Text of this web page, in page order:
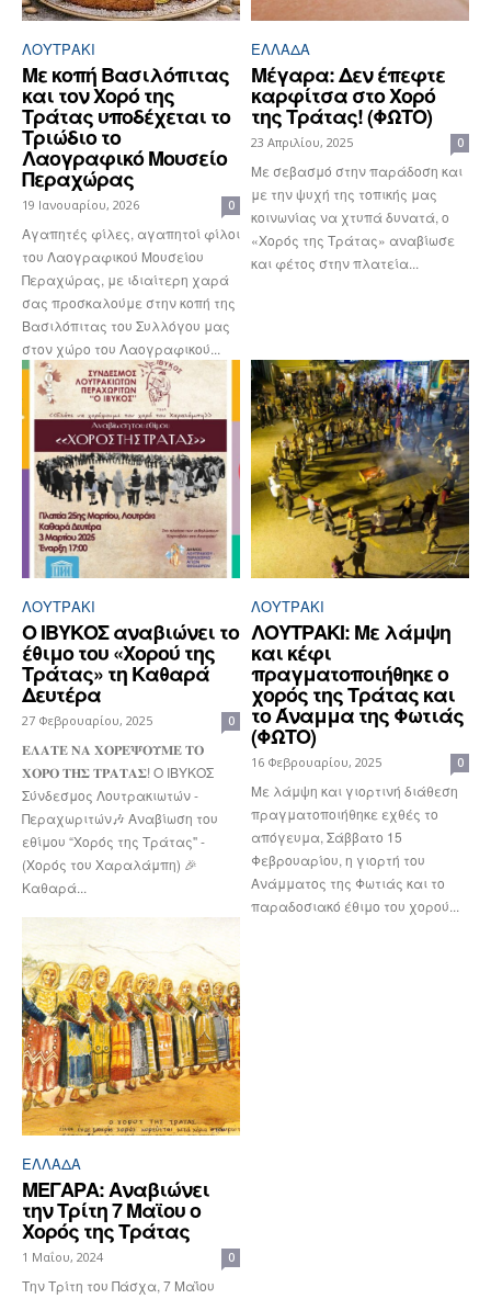
ΛΟΥΤΡΆΚΙ
Με κοπή Βασιλόπιτας
και τον Χορό της
Τράτας υποδέχεται το
Τριώδιο το
Λαογραφικό Μουσείο
Περαχώρας
19 Ιανουαρίου, 2026 0
Αγαπητές φίλες, αγαπητοί φίλοι
του Λαογραφικού Μουσείου
Περαχώρας, με ιδιαίτερη χαρά
σας προσκαλούμε στην κοπή της
Βασιλόπιτας του Συλλόγου μας
στον χώρο του Λαογραφικού...
ΕΛΛΆΔΑ
Μέγαρα: Δεν έπεφτε
καρφίτσα στο Χορό
της Τράτας! (ΦΩΤΟ)
23 Απριλίου, 2025 0
Με σεβασμό στην παράδοση και
με την ψυχή της τοπικής μας
κοινωνίας να χτυπά δυνατά, ο
«Χορός της Τράτας» αναβίωσε
και φέτος στην πλατεία...
ΛΟΥΤΡΆΚΙ
Ο ΙΒΥΚΟΣ αναβιώνει το
έθιμο του «Χορού της
Τράτας» τη Καθαρά
Δευτέρα
27 Φεβρουαρίου, 2025 0
𝚬𝚲𝚨𝚻𝚬 𝚴𝚨 𝚾𝚶𝚸𝚬𝚿𝚶𝚼𝚳𝚬 𝚻𝚶
𝚾𝚶𝚸𝚶 𝚻𝚮𝚺 𝚻𝚸𝚨𝚻𝚨𝚺! Ο ΙΒΥΚΟΣ
Σύνδεσμος Λουτρακιωτών -
Περαχωριτών🎶 Αναβίωση του
εθίμου “Χορός της Τράτας'' -
(Χορός του Χαραλάμπη) 🎉
Καθαρά...
ΛΟΥΤΡΆΚΙ
ΛΟΥΤΡΑΚΙ: Με λάμψη
και κέφι
πραγματοποιήθηκε ο
χορός της Τράτας και
το Άναμμα της Φωτιάς
(ΦΩΤΟ)
16 Φεβρουαρίου, 2025 0
Με λάμψη και γιορτινή διάθεση
πραγματοποιήθηκε εχθές το
απόγευμα, Σάββατο 15
Φεβρουαρίου, η γιορτή του
Ανάμματος της Φωτιάς και το
παραδοσιακό έθιμο του χορού...
ΕΛΛΆΔΑ
ΜΕΓΑΡΑ: Αναβιώνει
την Τρίτη 7 Μαϊου ο
Χορός της Τράτας
1 Μαΐου, 2024 0
Την Τρίτη του Πάσχα, 7 Μαΐου